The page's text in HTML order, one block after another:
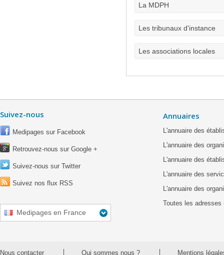
La MDPH
Les tribunaux d'instance
Les associations locales
Suivez-nous
Medipages sur Facebook
Retrouvez-nous sur Google +
Suivez-nous sur Twitter
Suivez nos flux RSS
Medipages en France
Annuaires
L'annuaire des
L'annuaire des
L'annuaire des
L'annuaire des
L'annuaire des
Toutes les adresses
Nous contacter Qui sommes nous ? Mentions